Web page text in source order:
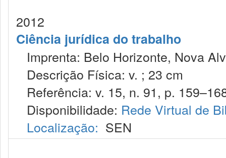
2012
Ciência jurídica do trabalho
Imprenta: Belo Horizonte, Nova
Descrição Física: v. ; 23 cm
Referência: v. 15, n. 91, p.
Disponibilidade: Rede Virtual de
Localização: SEN